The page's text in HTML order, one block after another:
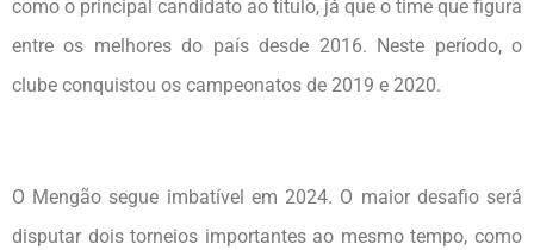
como o principal candidato ao título, já que o time que figura
entre os melhores do país desde 2016. Neste período, o
clube conquistou os campeonatos de 2019 e 2020.
O Mengão segue imbatível em 2024. O maior desafio será
disputar dois torneios importantes ao mesmo tempo, como